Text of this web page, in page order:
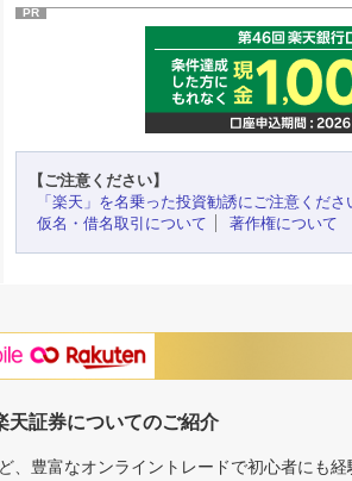
PR
【ご注意ください】
「楽天」を名乗った投資勧誘にご注意くださ
仮名・借名取引について
著作権について
天証券についてのご紹介
、豊富なオンライントレードで初心者にも